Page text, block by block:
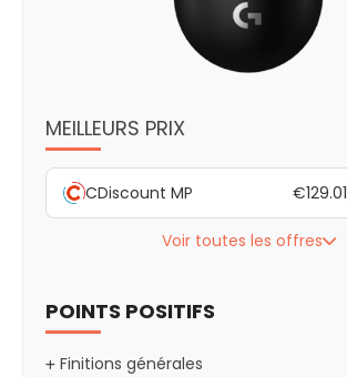
MEILLEURS PRIX
CDiscount MP €129.01
Voir toutes les offres
POINTS POSITIFS
Finitions générales